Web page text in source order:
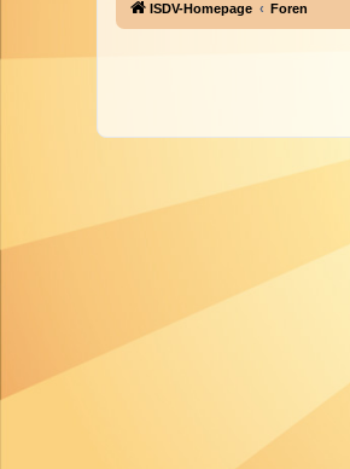
ISDV-Homepage Foren